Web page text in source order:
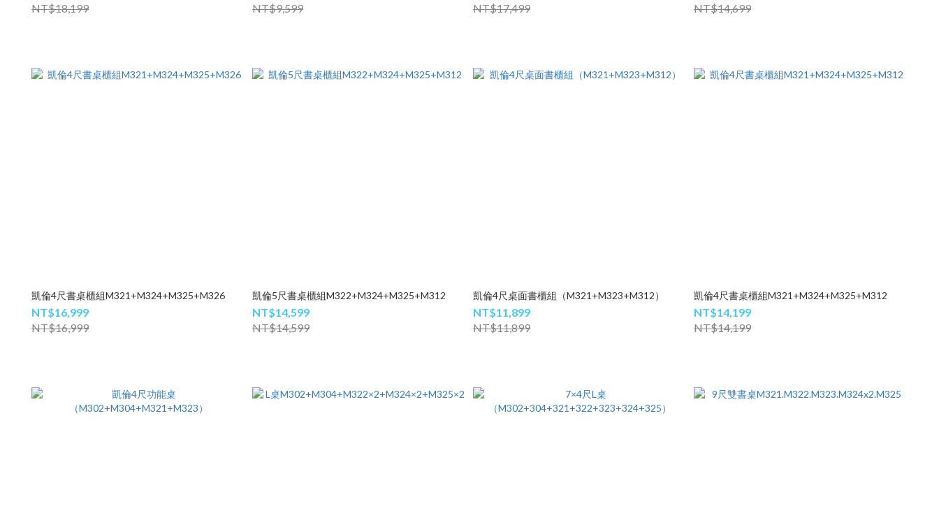
NT$18,199
NT$9,599
NT$17,499
NT$14,699
凱倫4尺書桌櫃組M321+M324+M325+M326
NT$16,999
NT$16,999
凱倫5尺書桌櫃組M322+M324+M325+M312
NT$14,599
NT$14,599
凱倫4尺桌面書櫃組（M321+M323+M312）
NT$11,899
NT$11,899
凱倫4尺書桌櫃組M321+M324+M325+M312
NT$14,199
NT$14,199